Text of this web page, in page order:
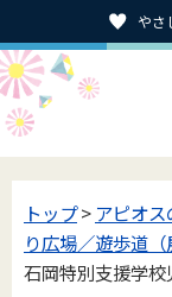
やさ
トップ> アピオ
り広場／遊歩道（
石岡特別支援学